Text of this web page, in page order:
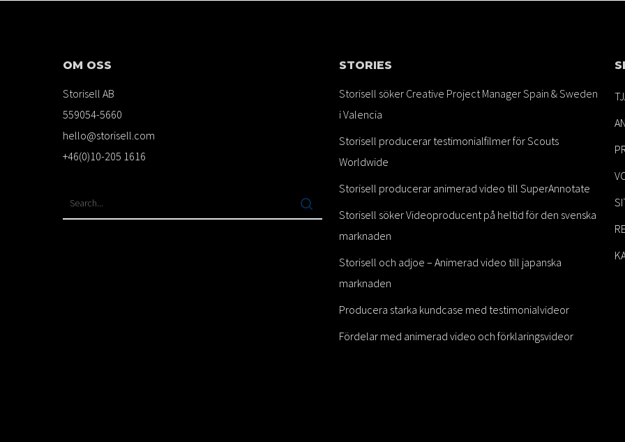
OM OSS
Storisell AB
559054-5660
hello@storisell.com
+46(0)10-205 1616
STORIES
Storisell söker Creative Project Manager Spain & Sweden
i Valencia
Storisell producerar testimonialfilmer för Scouts
Worldwide
Storisell producerar animerad video till SuperAnnotate
Storisell söker Videoproducent på heltid för den svenska
marknaden
Storisell och adjoe – Animerad video till japanska
marknaden
Producera starka kundcase med testimonialvideor
Fördelar med animerad video och förklaringsvideor